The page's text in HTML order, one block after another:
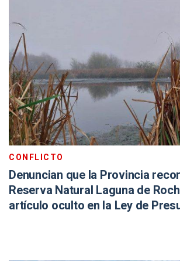
CONFLICTO
Denuncian que la Provincia
Reserva Natural Laguna de
artículo oculto en la Ley de